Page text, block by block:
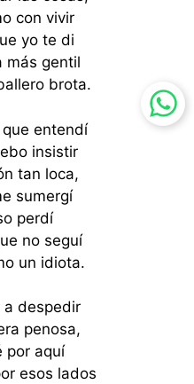
con vivir
yo te di
más gentil
brota.
entendí
insistir
tan loca,
sumergí
perdí
no seguí
un idiota.
a despedir
penosa,
por aquí
esos lados